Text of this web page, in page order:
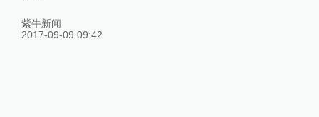
紫牛新闻
2017-09-09 09:42